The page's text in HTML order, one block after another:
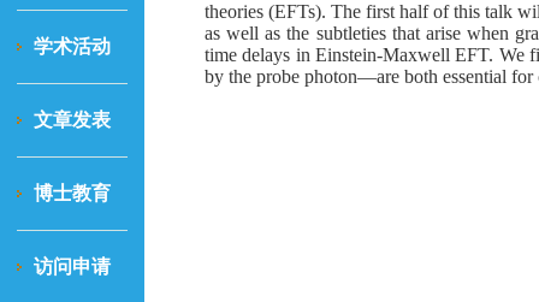
学术活动
文章发表
博士教育
访问申请
theories (EFTs). The first half of this talk
as well as the subtleties that arise when
time delays in Einstein-Maxwell EFT. We
by the probe photon—are both essential